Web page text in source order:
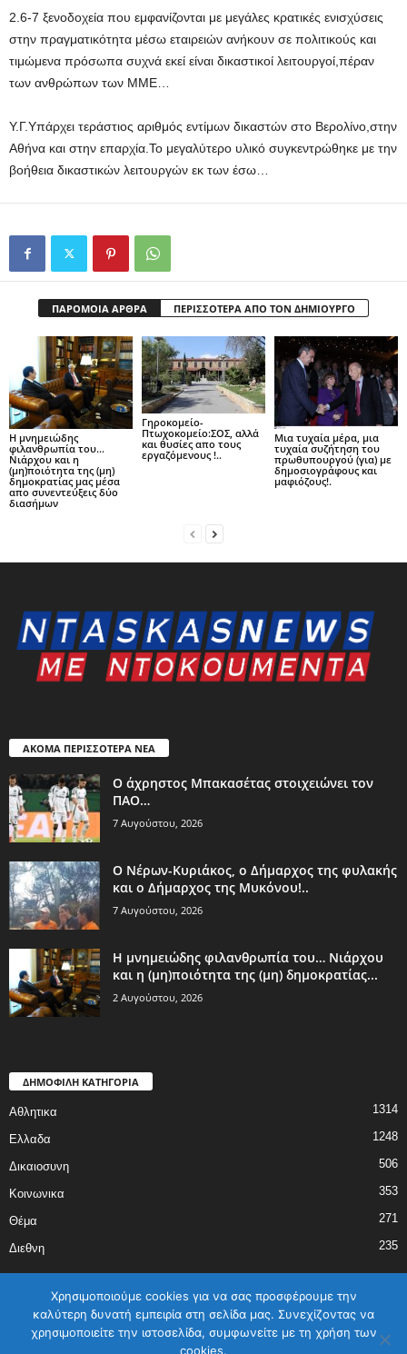
2.6-7 ξενοδοχεία που εμφανίζονται με μεγάλες κρατικές ενισχύσεις
στην πραγματικότητα μέσω εταιρειών ανήκουν σε πολιτικούς και
τιμώμενα πρόσωπα συχνά εκεί είναι δικαστικοί λειτουργοί,πέραν
των ανθρώπων των ΜΜΕ…
Υ.Γ.Υπάρχει τεράστιος αριθμός εντίμων δικαστών στο Βερολίνο,στην
Αθήνα και στην επαρχία.Το μεγαλύτερο υλικό συγκεντρώθηκε με την
βοήθεια δικαστικών λειτουργών εκ των έσω…
ΠΑΡΟΜΟΙΑ ΑΡΘΡΑ ΠΕΡΙΣΣΟΤΕΡΑ ΑΠΟ ΤΟΝ ΔΗΜΙΟΥΡΓΟ
Η μνημειώδης
φιλανθρωπία του…
Νιάρχου και η
(μη)ποιότητα της (μη)
δημοκρατίας μας μέσα
απο συνεντεύξεις δύο
διασήμων
Γηροκομείο-
Πτωχοκομείο:ΣΟΣ, αλλά
και θυσίες απο τους
εργαζόμενους !..
Μια τυχαία μέρα, μια
τυχαία συζήτηση του
πρωθυπουργού (για) με
δημοσιογράφους και
μαφιόζους!.
ΑΚΟΜΑ ΠΕΡΙΣΣΟΤΕΡΑ ΝΕΑ
Ο άχρηστος Μπακασέτας στοιχειώνει τον
ΠΑΟ…
7 Αυγούστου, 2026
Ο Νέρων-Κυριάκος, o Δήμαρχος της φυλακής
και ο Δήμαρχος της Μυκόνου!..
7 Αυγούστου, 2026
Η μνημειώδης φιλανθρωπία του… Νιάρχου
και η (μη)ποιότητα της (μη) δημοκρατίας...
2 Αυγούστου, 2026
ΔΗΜΟΦΙΛΗ ΚΑΤΗΓΟΡΙΑ
Αθλητικα 1314
Ελλαδα 1248
Δικαιοσυνη 506
Κοινωνικα 353
Θέμα 271
Διεθνη 235
ΑΡΧΙΚΗ ΕΛΛΑΔΑ ΔΙΕΘΝΗ ΔΙΚΑΙΟΣΥΝΗ
ΑΘΛΗΤΙΚΑ
Χρησιμοποιούμε cookies για να σας προσφέρουμε την
καλύτερη δυνατή εμπειρία στη σελίδα μας. Συνεχίζοντας να
χρησιμοποιείτε την ιστοσελίδα, συμφωνείτε με τη χρήση των
cookies.